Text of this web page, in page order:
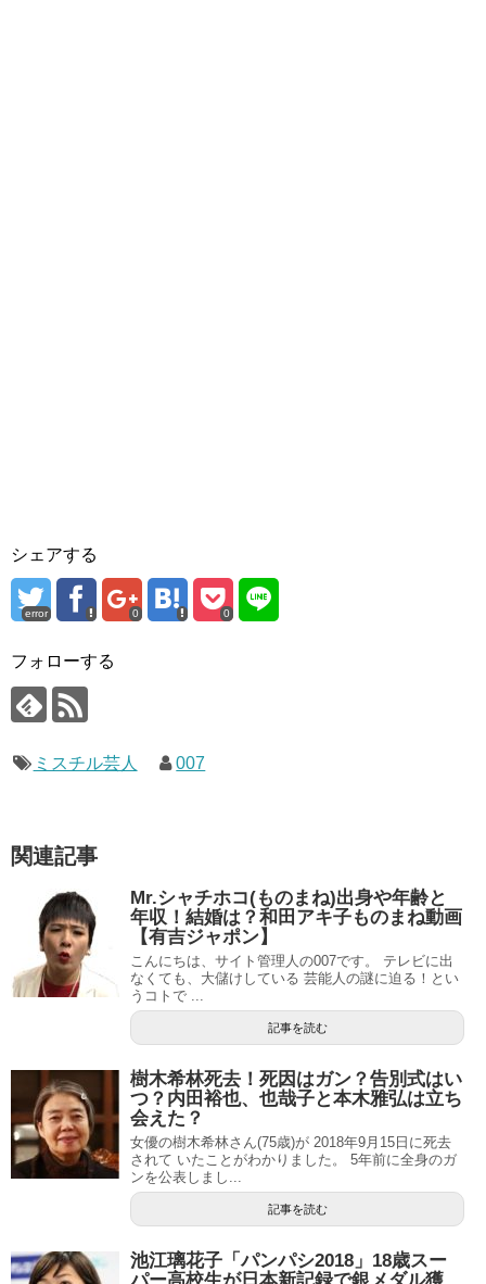
シェアする
error 0 0
フォローする
ミスチル芸人 007
関連記事
Mr.シャチホコ(ものまね)出身や年齢と
年収！結婚は？和田アキ子ものまね動画
【有吉ジャポン】
こんにちは、サイト管理人の007です。 テレビに出
なくても、大儲けしている 芸能人の謎に迫る！とい
うコトで ...
記事を読む
樹木希林死去！死因はガン？告別式はい
つ？内田裕也、也哉子と本木雅弘は立ち
会えた？
女優の樹木希林さん(75歳)が 2018年9月15日に死去
されて いたことがわかりました。 5年前に全身のガ
ンを公表しまし...
記事を読む
池江璃花子「パンパシ2018」18歳スー